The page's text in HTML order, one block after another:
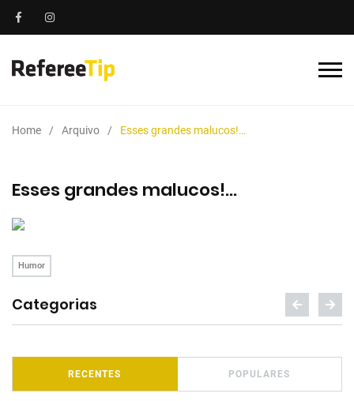
Home Arquivo Esses grandes malucos!…
Esses grandes malucos!…
Humor
Categorias
RECENTES POPULARES